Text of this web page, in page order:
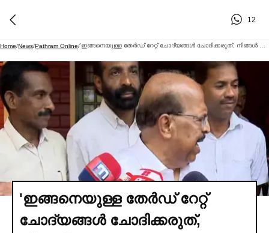
12
Home/News/Pathram Online/
'ഇങ്ങനെയുള്ള തേര്‍ഡ് റേറ്റ്
ചോദ്യങ്ങള്‍ ചോദിക്കരുത്,